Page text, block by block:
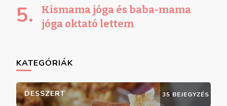
Kismama jóga és baba-mama
jóga oktató lettem
KATEGÓRIÁK
DESSZERT 35 BEJEGYZÉS